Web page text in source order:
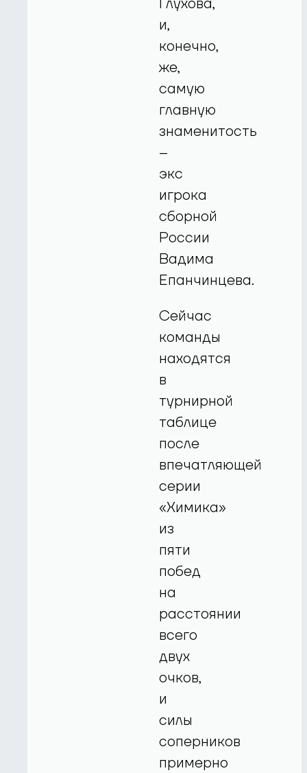
Глухова,
и,
конечно,
же,
самую
главную
знаменитость
–
экс
игрока
сборной
России
Вадима
Епанчинцева.
Сейчас
команды
находятся
в
турнирной
таблице
после
впечатляющей
серии
«Химика»
из
пяти
побед
на
расстоянии
всего
двух
очков,
и
силы
соперников
примерно